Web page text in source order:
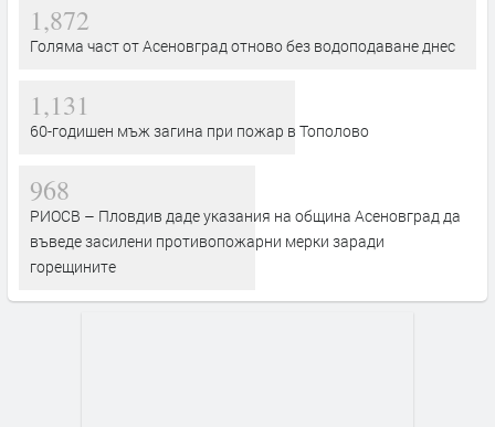
1,872
Голяма част от Асеновград отново без водоподаване днес
1,131
60-годишен мъж загина при пожар в Тополово
968
РИОСВ – Пловдив даде указания на община Асеновград да
въведе засилени противопожарни мерки заради
горещините